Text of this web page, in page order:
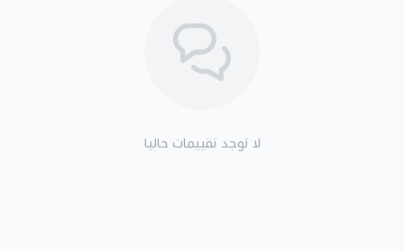
لا توجد تقييمات حاليا